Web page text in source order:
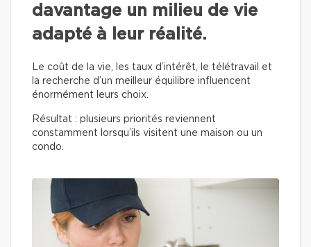
davantage un milieu de vie
adapté à leur réalité.
Le coût de la vie, les taux d’intérêt, le télétravail et
la recherche d’un meilleur équilibre influencent
énormément leurs choix.
Résultat : plusieurs priorités reviennent
constamment lorsqu’ils visitent une maison ou un
condo.